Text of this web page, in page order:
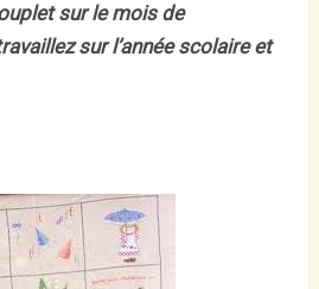
sur le mois de
sur l’année scolaire et